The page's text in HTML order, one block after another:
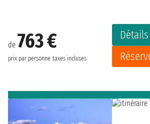
de 763 €
prix par personne taxes incluses
Détails